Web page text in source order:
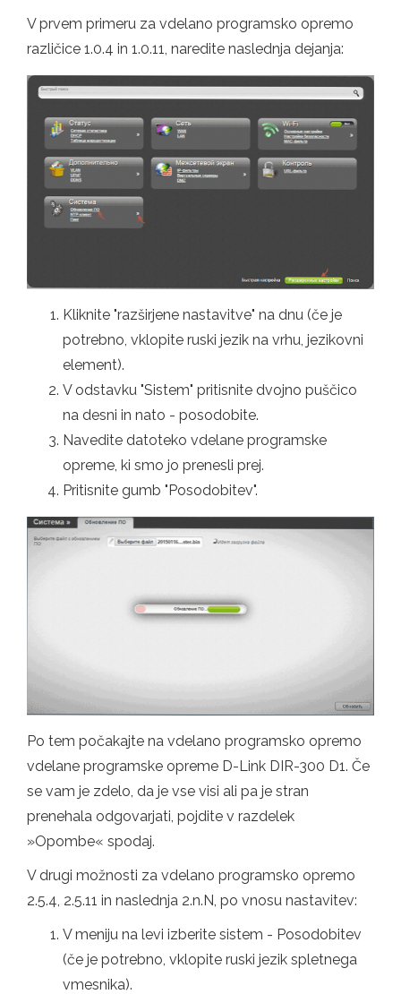
V prvem primeru za vdelano programsko opremo
različice 1.0.4 in 1.0.11, naredite naslednja dejanja:
Kliknite "razširjene nastavitve" na dnu (če je
potrebno, vklopite ruski jezik na vrhu, jezikovni
element).
V odstavku "Sistem" pritisnite dvojno puščico
na desni in nato - posodobite.
Navedite datoteko vdelane programske
opreme, ki smo jo prenesli prej.
Pritisnite gumb "Posodobitev".
Po tem počakajte na vdelano programsko opremo
vdelane programske opreme D-Link DIR-300 D1. Če
se vam je zdelo, da je vse visi ali pa je stran
prenehala odgovarjati, pojdite v razdelek
»Opombe« spodaj.
V drugi možnosti za vdelano programsko opremo
2.5.4, 2.5.11 in naslednja 2.n.N, po vnosu nastavitev:
V meniju na levi izberite sistem - Posodobitev
(če je potrebno, vklopite ruski jezik spletnega
vmesnika).